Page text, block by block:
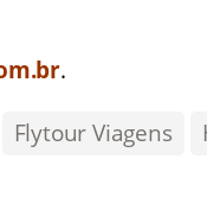
.
Flytour Viagens